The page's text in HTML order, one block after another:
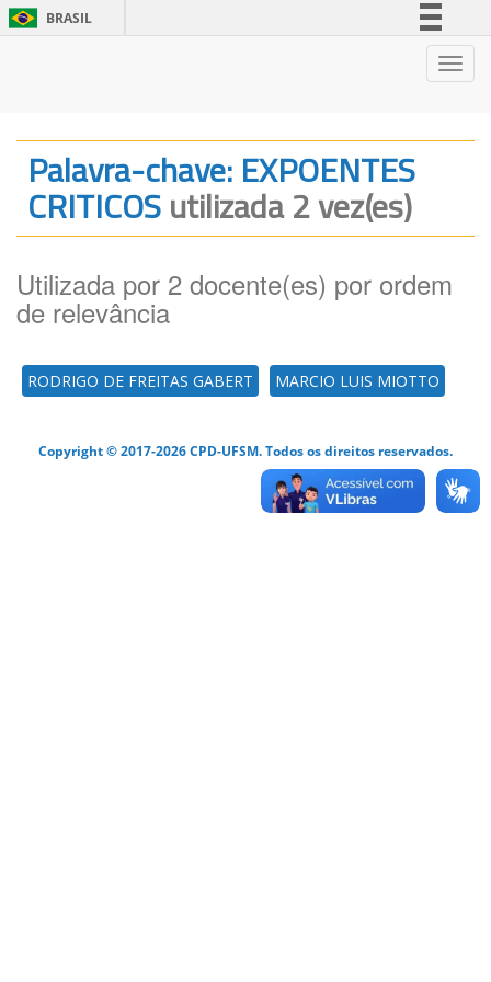
BRASIL
Legislação
Canais
Palavra-chave: EXPOENTES
CRITICOSutilizada 2 vez(es)
Utilizada por 2 docente(es) por ordem
de relevância
RODRIGO DE FREITAS GABERT MARCIO LUIS MIOTTO
Copyright © 2017-2026 CPD-UFSM. Todos os direitos reservados.